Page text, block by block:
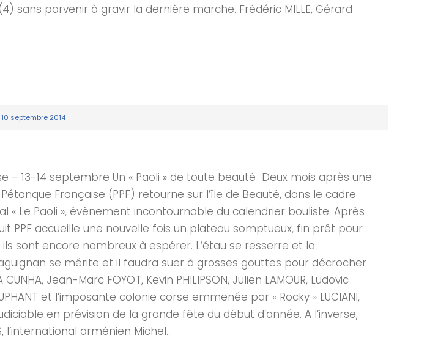
sans parvenir à gravir la dernière marche. Frédéric MILLE, Gérard
10 septembre 2014
– 13-14 septembre Un « Paoli » de toute beauté Deux mois après une
Française (PPF) retourne sur l’île de Beauté, dans le cadre
« Le Paoli », évènement incontournable du calendrier bouliste. Après
PPF accueille une nouvelle fois un plateau somptueux, fin prêt pour
sont encore nombreux à espérer. L’étau se resserre et la
se mérite et il faudra suer à grosses gouttes pour décrocher
Jean-Marc FOYOT, Kevin PHILIPSON, Julien LAMOUR, Ludovic
et l’imposante colonie corse emmenée par « Rocky » LUCIANI,
en prévision de la grande fête du début d’année. A l’inverse,
l’international arménien Michel...